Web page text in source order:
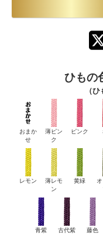
ひもの
（
おまか
せ
薄ピン
ク
ピンク
レモン
薄レモ
ン
黄緑
青紫 古代紫 藤色